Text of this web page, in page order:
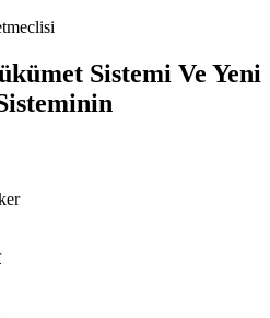
Sistemi Ve Yeni